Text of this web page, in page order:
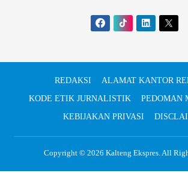
REDAKSI
ALAMAT KANTOR
KODE ETIK JURNALISTIK
PEDOMAN
KEBIJAKAN PRIVASI
Copyright © 2026 Kalteng Ekspres. All